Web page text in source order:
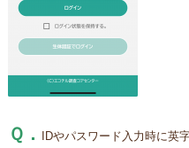
Ｑ． IDやパスワード入力時に英